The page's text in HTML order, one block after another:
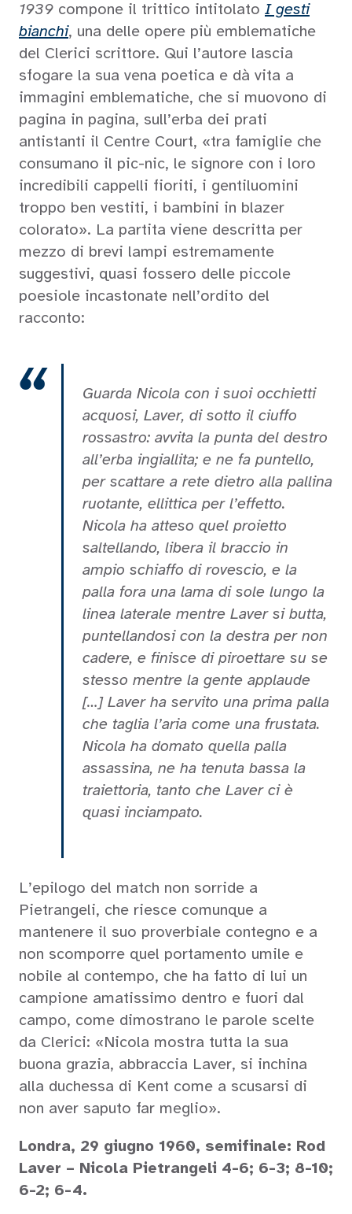
1939 compone il trittico intitolato I gesti
bianchi, una delle opere più emblematiche
del Clerici scrittore. Qui l’autore lascia
sfogare la sua vena poetica e dà vita a
immagini emblematiche, che si muovono di
pagina in pagina, sull’erba dei prati
antistanti il Centre Court, «tra famiglie che
consumano il pic-nic, le signore con i loro
incredibili cappelli fioriti, i gentiluomini
troppo ben vestiti, i bambini in blazer
colorato». La partita viene descritta per
mezzo di brevi lampi estremamente
suggestivi, quasi fossero delle piccole
poesiole incastonate nell’ordito del
racconto:
Guarda Nicola con i suoi occhietti
acquosi, Laver, di sotto il ciuffo
rossastro: avvita la punta del destro
all’erba ingiallita; e ne fa puntello,
per scattare a rete dietro alla pallina
ruotante, ellittica per l’effetto.
Nicola ha atteso quel proietto
saltellando, libera il braccio in
ampio schiaffo di rovescio, e la
palla fora una lama di sole lungo la
linea laterale mentre Laver si butta,
puntellandosi con la destra per non
cadere, e finisce di piroettare su se
stesso mentre la gente applaude
[…] Laver ha servito una prima palla
che taglia l’aria come una frustata.
Nicola ha domato quella palla
assassina, ne ha tenuta bassa la
traiettoria, tanto che Laver ci è
quasi inciampato.
L’epilogo del match non sorride a
Pietrangeli, che riesce comunque a
mantenere il suo proverbiale contegno e a
non scomporre quel portamento umile e
nobile al contempo, che ha fatto di lui un
campione amatissimo dentro e fuori dal
campo, come dimostrano le parole scelte
da Clerici: «Nicola mostra tutta la sua
buona grazia, abbraccia Laver, si inchina
alla duchessa di Kent come a scusarsi di
non aver saputo far meglio».
Londra, 29 giugno 1960, semifinale: Rod
Laver – Nicola Pietrangeli 4-6; 6-3; 8-10;
6-2; 6-4.